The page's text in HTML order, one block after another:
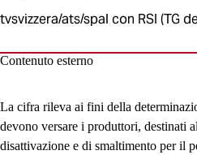
è
pubblicato
al
tvsvizzera/ats/spal con RSI (TG
Contenuto esterno
La cifra rileva ai fini della
devono versare i produttori, destinati
disattivazione e di smaltimento per il